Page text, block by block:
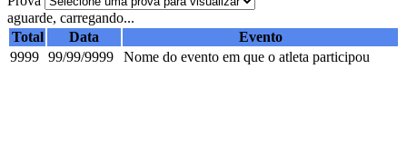
aguarde, carregando...
Total
Data
Evento
9999 99/99/9999 Nome do evento em que o atleta participou